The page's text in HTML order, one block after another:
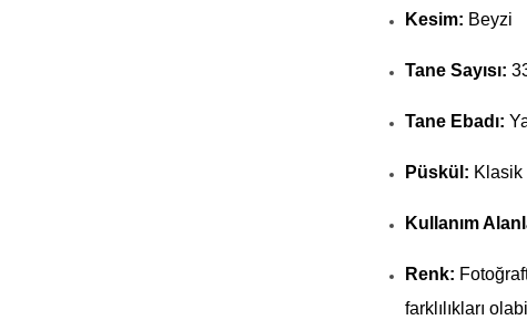
Kesim: Beyzi
Tane Sayısı:
Tane Ebadı:
Püskül: Klasik
Kullanım
Renk:
farklılıkları